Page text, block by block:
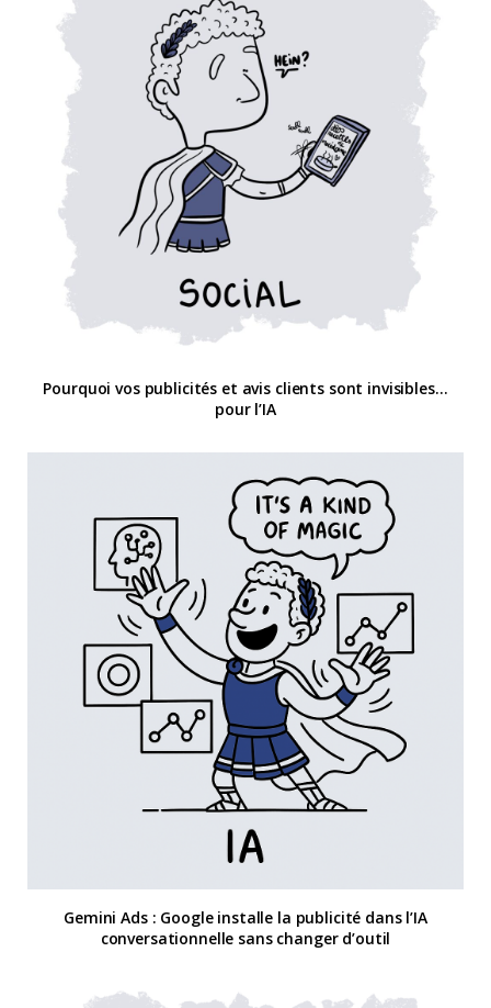
Pourquoi vos publicités et avis clients sont invisibles…
pour l’IA
Gemini Ads : Google installe la publicité dans l’IA
conversationnelle sans changer d’outil